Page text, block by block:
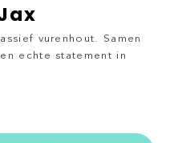
vurenhout. Samen
echte statement in